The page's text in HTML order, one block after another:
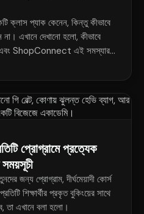
প্যাক কেনেন, কিন্তু কীভাবে
এখানে দেখানো হলো, কীভাবে
ShopConnect এই সমস্যার
প্রোগ্রামে প্রত্যেক
সময়সূচী
জন্য প্রোগ্রাম, দীর্ঘমেয়াদী কোর্স
শিক্ষার্থীর প্রকৃত বুকিংয়ের সাথে
তা এখানে বলা হলো।